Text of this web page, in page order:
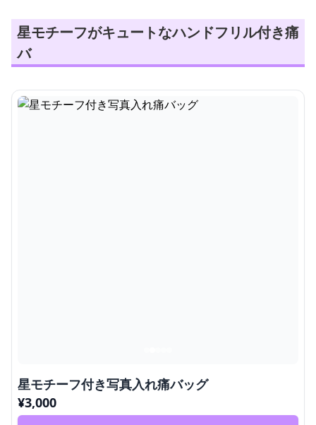
星モチーフがキュートなハンドフリル付き痛
バ
星モチーフ付き写真入れ痛バッグ
¥3,000